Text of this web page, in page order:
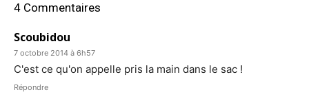
4 Commentaires
Scoubidou
7 octobre 2014 à 6h57
C'est ce qu'on appelle pris la main dans le sac !
Répondre